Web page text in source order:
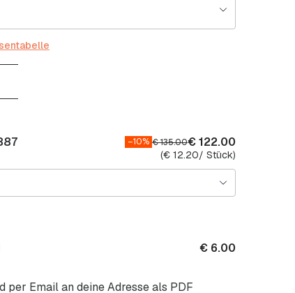
–10% €135.00€122.00
(€12.20/ Stück)
per Email an deine Adresse als PDF
€6.00